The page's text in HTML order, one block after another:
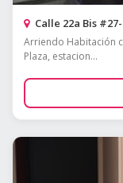
Calle 22a Bis
Arriendo Habitación
Plaza, estacion...